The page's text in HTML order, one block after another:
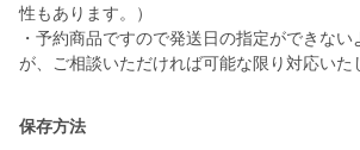
性もあります。）
・予約商品ですので発送日の指定ができない
が、ご相談いただければ可能な限り対応いた
保存方法